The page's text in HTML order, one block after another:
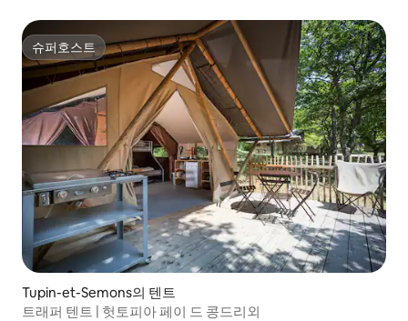
슈퍼호스트
슈퍼호스트
Tupin-et-Semons의 텐트
트래퍼 텐트 | 헛토피아 페이 드 콩드리외